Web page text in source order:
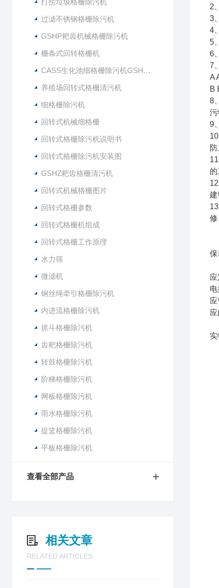
打捞垃圾格栅除污机
过滤不锈钢格栅除污机
GSHP耙齿机械格栅除污机
栅条式回转格栅机
CASS生化池细格栅除污机GSHZ-1000
养殖场回转式格栅清污机
细格栅除污机
回转式机械细格栅
回转式格栅除污机说明书
回转式格栅除污机安装图
GSHZ耙齿格栅清污机
回转式机械格栅图片
回转式格栅参数
回转式格栅机组成
回转式格栅工作原理
水力筛
微滤机
钢丝绳牵引格栅除污机
内进流格栅除污机
抓斗格栅除污机
齿耙格栅除污机
转鼓格栅除污机
阶梯格栅除污机
网板格栅除污机
雨水格栅除污机
提篮格栅除污机
平板格栅除污机
查看全部产品
相关文章
RELATED ARTICLES
2
3
4
5
6
7
A
B
8
污
9
建
修
保